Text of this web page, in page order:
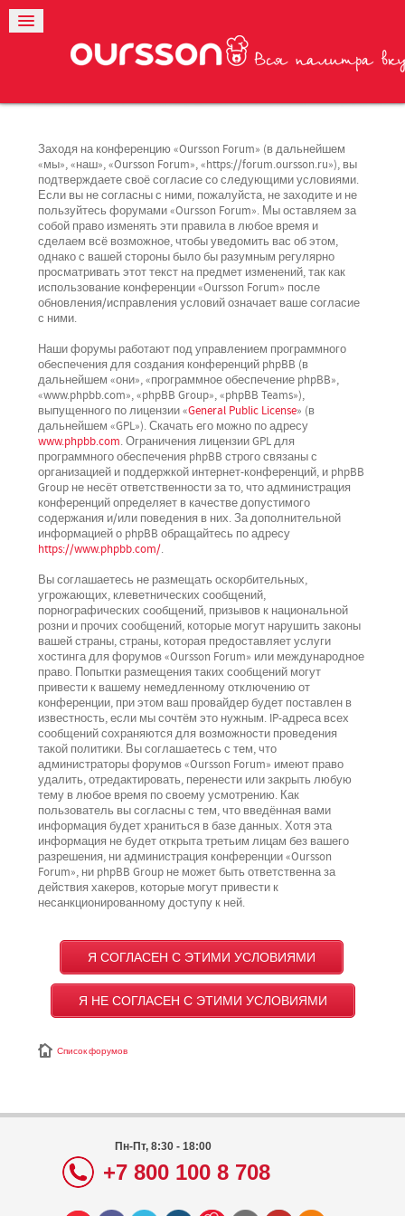
Заходя на конференцию «Oursson Forum» (в дальнейшем
«мы», «наш», «Oursson Forum», «https://forum.oursson.ru»), вы
подтверждаете своё согласие со следующими условиями.
Если вы не согласны с ними, пожалуйста, не заходите и не
пользуйтесь форумами «Oursson Forum». Мы оставляем за
собой право изменять эти правила в любое время и
сделаем всё возможное, чтобы уведомить вас об этом,
однако с вашей стороны было бы разумным регулярно
просматривать этот текст на предмет изменений, так как
использование конференции «Oursson Forum» после
обновления/исправления условий означает ваше согласие
с ними.
Наши форумы работают под управлением программного
обеспечения для создания конференций phpBB (в
дальнейшем «они», «программное обеспечение phpBB»,
«www.phpbb.com», «phpBB Group», «phpBB Teams»),
выпущенного по лицензии «General Public License» (в
дальнейшем «GPL»). Скачать его можно по адресу
www.phpbb.com. Ограничения лицензии GPL для
программного обеспечения phpBB строго связаны с
организацией и поддержкой интернет-конференций, и phpBB
Group не несёт ответственности за то, что администрация
конференций определяет в качестве допустимого
содержания и/или поведения в них. За дополнительной
информацией о phpBB обращайтесь по адресу
https://www.phpbb.com/.
Вы соглашаетесь не размещать оскорбительных,
угрожающих, клеветнических сообщений,
порнографических сообщений, призывов к национальной
розни и прочих сообщений, которые могут нарушить законы
вашей страны, страны, которая предоставляет услуги
хостинга для форумов «Oursson Forum» или международное
право. Попытки размещения таких сообщений могут
привести к вашему немедленному отключению от
конференции, при этом ваш провайдер будет поставлен в
известность, если мы сочтём это нужным. IP-адреса всех
сообщений сохраняются для возможности проведения
такой политики. Вы соглашаетесь с тем, что
администраторы форумов «Oursson Forum» имеют право
удалить, отредактировать, перенести или закрыть любую
тему в любое время по своему усмотрению. Как
пользователь вы согласны с тем, что введённая вами
информация будет храниться в базе данных. Хотя эта
информация не будет открыта третьим лицам без вашего
разрешения, ни администрация конференции «Oursson
Forum», ни phpBB Group не может быть ответственна за
действия хакеров, которые могут привести к
несанкционированному доступу к ней.
Список форумов
Пн-Пт, 8:30 - 18:00
+7 800 100 8 708